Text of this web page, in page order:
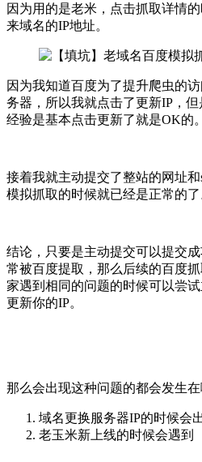
因为用的是老米，点击抓取详情
来域名的IP地址。
因为我知道百度为了提升爬虫的
务器，所以我就点击了更新IP，
经验是基本点击更新了就是OK的。
接着我就主动提交了整站的网址
模拟抓取的时候就已经是正常的了
结论，只要是主动提交可以提交
常被百度提取，那么后续的百度
家遇到相同的问题的时候可以尝
更新你的IP。
那么会出现这种问题的都会发生在
域名更换服务器IP的时候会
老玉米新上线的时候会遇到